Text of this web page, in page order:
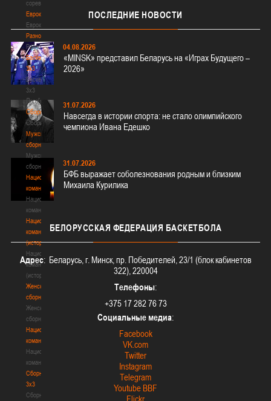
соревнования
Еврокубки
Еврокубки
Разное
Разное
Баскетбол
3х3
Баскетбол
3х3
Лого[modid=121]
Сборные
Сборные
Мужские
сборные
Мужские
сборные
Национальная
команда
Национальная
команда
Национальная
команда
(история)
Национальная
команда
(история)
Женские
сборные
Женские
сборные
Национальная
команда
Национальная
команда
Сборные
3х3
Сборные
ПОСЛЕДНИЕ НОВОСТИ
04.08.2026
«MINSK» представил Беларусь на «Играх Будущего –
2026»
31.07.2026
Навсегда в истории спорта: не стало олимпийского
чемпиона Ивана Едешко
31.07.2026
БФБ выражает соболезнования родным и близким
Михаила Курилика
БЕЛОРУССКАЯ ФЕДЕРАЦИЯ БАСКЕТБОЛА
Адрес: Беларусь, г. Минск, пр. Победителей, 23/1 (блок кабинетов
322), 220004
Телефоны:
+375 17 282 76 73
Социальные медиа:
Facebook
VK.com
Twitter
Instagram
Telegram
Youtube BBF
Flickr